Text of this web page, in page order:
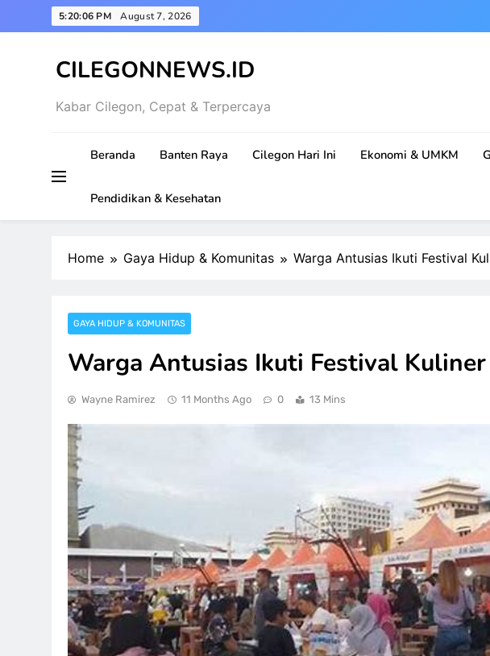
to
5:20:07 PM August 7, 2026
CILEGONNEWS.ID
Kabar Cilegon, Cepat & Terpercaya
Beranda Banten Raya Cilegon Hari Ini Ekonomi & UMKM
Pendidikan & Kesehatan
Home Gaya Hidup & Komunitas Warga Antusias Ikuti Festival
GAYA HIDUP & KOMUNITAS
Warga Antusias Ikuti Festival
Wayne Ramirez 11 Months Ago 0 13 Mins